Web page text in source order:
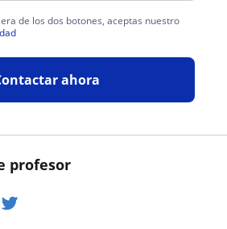
profesor
de los dos botones, aceptas nuestro
ahora